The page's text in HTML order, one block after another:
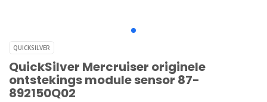
QUICKSILVER
QuickSilver Mercruiser originele
ontstekings module sensor 87-
892150Q02